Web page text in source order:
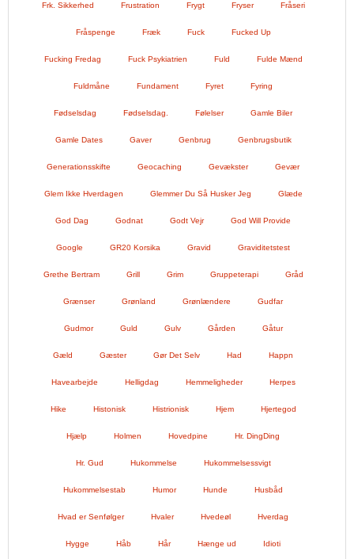
Frk. Sikkerhed Frustration Frygt Fryser Fråseri
Fråspenge Fræk Fuck Fucked Up
Fucking Fredag Fuck Psykiatrien Fuld Fulde Mænd
Fuldmåne Fundament Fyret Fyring
Fødselsdag Fødselsdag. Følelser Gamle Biler
Gamle Dates Gaver Genbrug Genbrugsbutik
Generationsskifte Geocaching Gevækster Gevær
Glem Ikke Hverdagen Glemmer Du Så Husker Jeg Glæde
God Dag Godnat Godt Vejr God Will Provide
Google GR20 Korsika Gravid Graviditetstest
Grethe Bertram Grill Grim Gruppeterapi Gråd
Grænser Grønland Grønlændere Gudfar
Gudmor Guld Gulv Gården Gåtur
Gæld Gæster Gør Det Selv Had Happn
Havearbejde Helligdag Hemmeligheder Herpes
Hike Histonisk Histrionisk Hjem Hjertegod
Hjælp Holmen Hovedpine Hr. DingDing
Hr. Gud Hukommelse Hukommelsessvigt
Hukommelsestab Humor Hunde Husbåd
Hvad er Senfølger Hvaler Hvedeøl Hverdag
Hygge Håb Hår Hænge ud Idioti